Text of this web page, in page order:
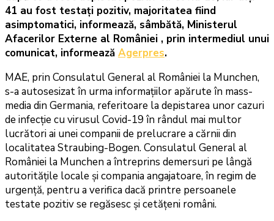
41 au fost testaţi pozitiv, majoritatea fiind
asimptomatici, informează, sâmbătă, Ministerul
Afacerilor Externe al României , prin intermediul unui
comunicat, informează Agerpres.
MAE, prin Consulatul General al României la Munchen,
s-a autosesizat în urma informaţiilor apărute în mass-
media din Germania, referitoare la depistarea unor cazuri
de infecţie cu virusul Covid-19 în rândul mai multor
lucrători ai unei companii de prelucrare a cărnii din
localitatea Straubing-Bogen. Consulatul General al
României la Munchen a întreprins demersuri pe lângă
autorităţile locale şi compania angajatoare, în regim de
urgenţă, pentru a verifica dacă printre persoanele
testate pozitiv se regăsesc şi cetăţeni români.